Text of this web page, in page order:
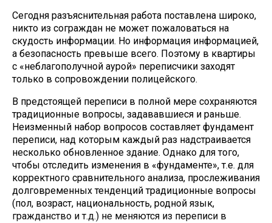
Сегодня разъяснительная работа поставлена широко,
никто из сограждан не может пожаловаться на
скудость информации. Но информация информацией,
а безопасность превыше всего. Поэтому в квартиры
с «неблагополучной аурой» переписчики заходят
только в сопровождении полицейского.
В предстоящей переписи в полной мере сохраняются
традиционные вопросы, задававшиеся и раньше.
Неизменный набор вопросов составляет фундамент
переписи, над которым каждый раз надстраивается
несколько обновленное здание. Однако для того,
чтобы отследить изменения в «фундаменте», т.е. для
корректного сравнительного анализа, прослеживания
долговременных тенденций традиционные вопросы
(пол, возраст, национальность, родной язык,
гражданство и т.д.) не меняются из переписи в